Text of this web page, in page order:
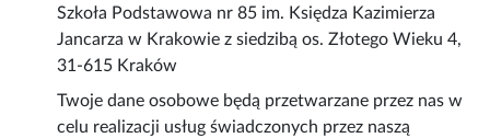
Szkoła Podstawowa nr 85 im. Księdza Kazimierza
Jancarza w Krakowie z siedzibą os. Złotego Wieku 4,
31-615 Kraków
Twoje dane osobowe będą przetwarzane przez nas w
celu realizacji usług świadczonych przez naszą